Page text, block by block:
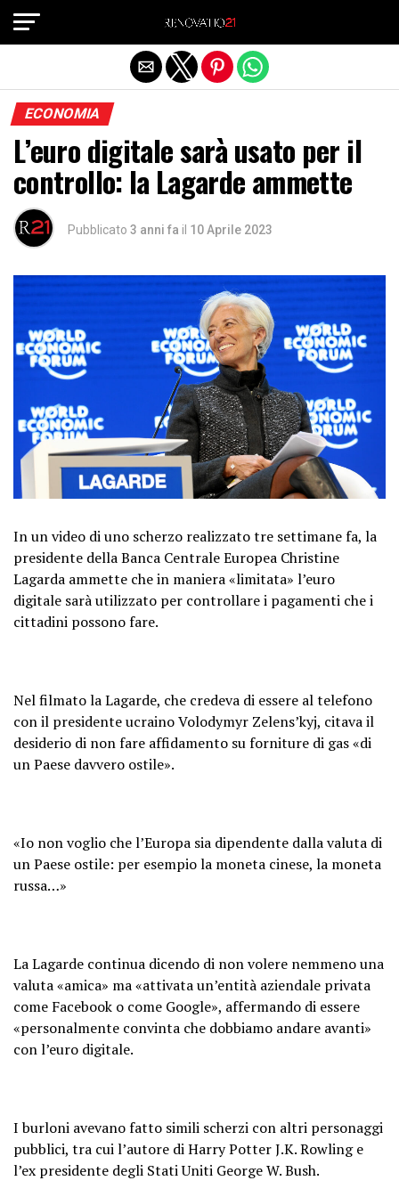
ECONOMIA
L’euro digitale sarà usato per il
controllo: la Lagarde ammette
Pubblicato 3 anni fa il 10 Aprile 2023
In un video di uno scherzo realizzato tre settimane fa, la
presidente della Banca Centrale Europea Christine
Lagarda ammette che in maniera «limitata» l’euro
digitale sarà utilizzato per controllare i pagamenti che i
cittadini possono fare.
Nel filmato la Lagarde, che credeva di essere al telefono
con il presidente ucraino Volodymyr Zelens’kyj, citava il
desiderio di non fare affidamento su forniture di gas «di
un Paese davvero ostile».
«Io non voglio che l’Europa sia dipendente dalla valuta di
un Paese ostile: per esempio la moneta cinese, la moneta
russa…»
La Lagarde continua dicendo di non volere nemmeno una
valuta «amica» ma «attivata un’entità aziendale privata
come Facebook o come Google», affermando di essere
«personalmente convinta che dobbiamo andare avanti»
con l’euro digitale.
I burloni avevano fatto simili scherzi con altri personaggi
pubblici, tra cui l’autore di Harry Potter J.K. Rowling e
l’ex presidente degli Stati Uniti George W. Bush.
Exit mobile version